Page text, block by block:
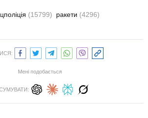
(15799) ракети (4296)
Мені подобається